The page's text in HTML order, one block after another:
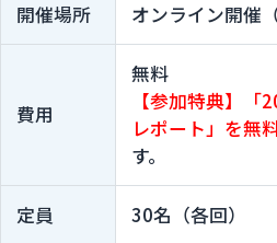
開催場所 オンライン開催
費用
無料
【参加特典】「
レポート」を無
す。
定員 30名（各回）